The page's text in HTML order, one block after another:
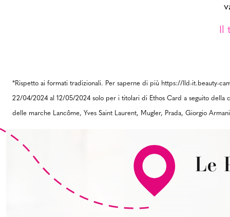
Il
*Rispetto ai formati tradizionali. Per saperne di più https://lld-it.beauty-
22/04/2024 al 12/05/2024 solo per i titolari di Ethos Card a seguito della
delle marche Lancôme, Yves Saint Laurent, Mugler, Prada, Giorgio
Le